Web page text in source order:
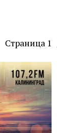
Страница 1